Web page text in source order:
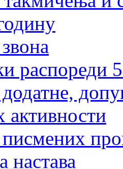
распореди
активности
настава